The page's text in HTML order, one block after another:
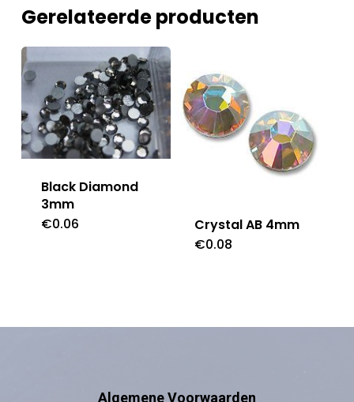
Gerelateerde producten
Black Diamond
3mm
€0.06
Crystal AB 4mm
€0.08
Algemene Voorwaarden